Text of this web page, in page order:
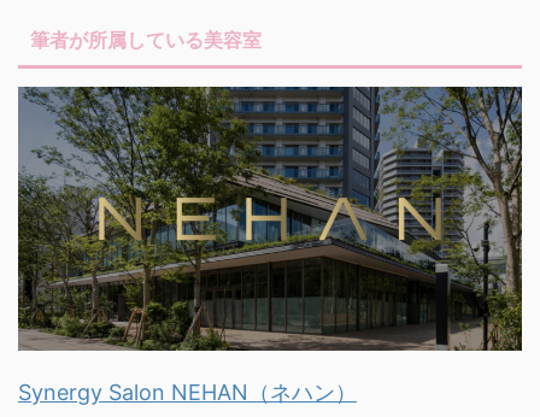
筆者が所属している美容室
Synergy Salon NEHAN（ネハン）